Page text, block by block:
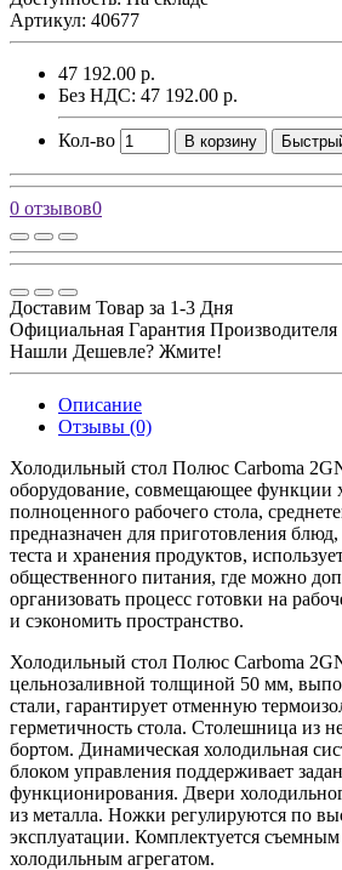
Артикул: 40677
47 192.00 р.
Без НДС: 47 192.00 р.
Кол-во В корзину
0 отзывов0
Доставим Товар за 1-3 Дня
Официальная Гарантия Производителя
Нашли Дешевле? Жмите!
Описание
Отзывы (0)
Холодильный стол Полюс Carboma
оборудование, совмещающее функции
полноценного рабочего стола,
предназначен для приготовления блюд,
теста и хранения продуктов,
общественного питания, где можно
организовать процесс готовки на
и сэкономить пространство.
Холодильный стол Полюс Carboma
цельнозаливной толщиной 50 мм,
стали, гарантирует отменную
герметичность стола. Столешница из
бортом. Динамическая холодильная
блоком управления поддерживает
функционирования. Двери
из металла. Ножки регулируются по
эксплуатации. Комплектуется
холодильным агрегатом.